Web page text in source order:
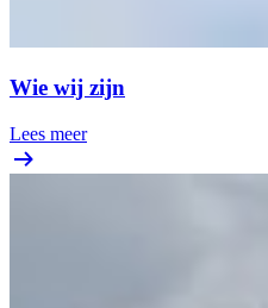
Wie wij zijn
Lees meer